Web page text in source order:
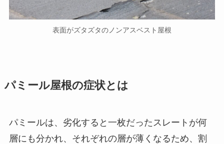
表面がズタズタのノンアスベスト屋根
パミール屋根の症状とは
パミールは、劣化すると一枚だったスレートが何
層にも分かれ、それぞれの層が薄くなるため、割